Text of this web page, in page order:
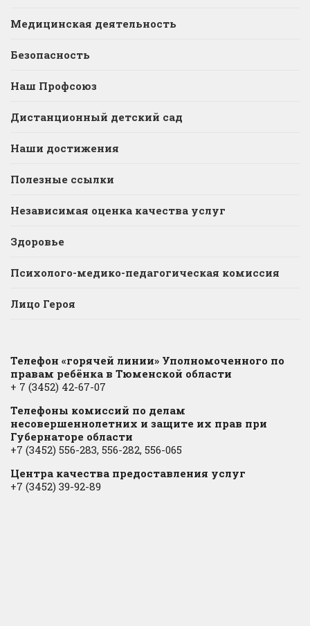
Медицинская деятельность
Безопасность
Наш Профсоюз
Дистанционный детский сад
Наши достижения
Полезные ссылки
Независимая оценка качества услуг
Здоровье
Психолого-медико-педагогическая комиссия
Лицо Героя
Телефон «горячей линии» Уполномоченного по
правам ребёнка в Тюменской области
+ 7 (3452) 42-67-07
Телефоны комиссий по делам
несовершеннолетних и защите их прав при
Губернаторе области
+7 (3452) 556-283, 556-282, 556-065
Центра качества предоставления услуг
+7 (3452) 39-92-89